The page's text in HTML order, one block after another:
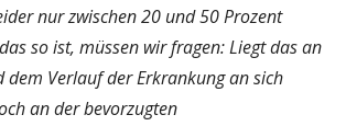
nur zwischen 20 und 50 Prozent
so ist, müssen wir fragen: Liegt das an
dem Verlauf der Erkrankung an sich
an der bevorzugten